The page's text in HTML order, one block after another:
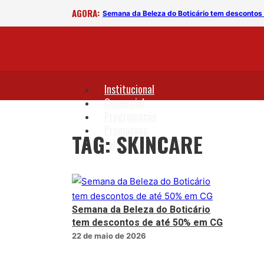
AGORA: Semana da Beleza do Boticário tem descontos
Institucional
Comercial
Fale Conosco
TAG: SKINCARE
Semana da Beleza do Boticário
tem descontos de até 50% em CG
22 de maio de 2026